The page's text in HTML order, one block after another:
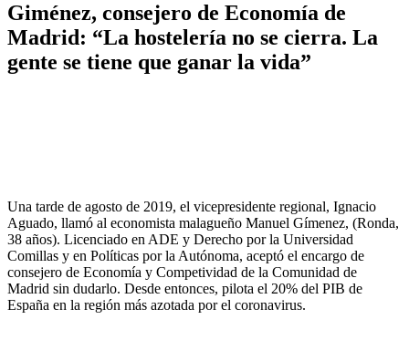
Giménez, consejero de Economía de
Madrid: “La hostelería no se cierra. La
gente se tiene que ganar la vida”
Una tarde de agosto de 2019, el vicepresidente regional, Ignacio
Aguado, llamó al economista malagueño Manuel Gímenez, (Ronda,
38 años). Licenciado en ADE y Derecho por la Universidad
Comillas y en Políticas por la Autónoma, aceptó el encargo de
consejero de Economía y Competividad de la Comunidad de
Madrid sin dudarlo. Desde entonces, pilota el 20% del PIB de
España en la región más azotada por el coronavirus.